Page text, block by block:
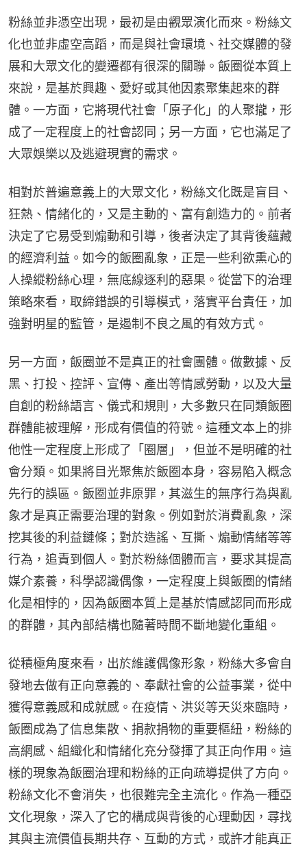
粉絲並非憑空出現，最初是由觀眾演化而來。粉絲文
化也並非虛空高蹈，而是與社會環境、社交媒體的發
展和大眾文化的變遷都有很深的關聯。飯圈從本質上
來說，是基於興趣、愛好或其他因素聚集起來的群
體。一方面，它將現代社會「原子化」的人聚攏，形
成了一定程度上的社會認同；另一方面，它也滿足了
大眾娛樂以及逃避現實的需求。
相對於普遍意義上的大眾文化，粉絲文化既是盲目、
狂熱、情緒化的，又是主動的、富有創造力的。前者
決定了它易受到煽動和引導，後者決定了其背後蘊藏
的經濟利益。如今的飯圈亂象，正是一些利欲熏心的
人操縱粉絲心理，無底線逐利的惡果。從當下的治理
策略來看，取締錯誤的引導模式，落實平台責任，加
強對明星的監管，是遏制不良之風的有效方式。
另一方面，飯圈並不是真正的社會團體。做數據、反
黑、打投、控評、宣傳、產出等情感勞動，以及大量
自創的粉絲語言、儀式和規則，大多數只在同類飯圈
群體能被理解，形成有價值的符號。這種文本上的排
他性一定程度上形成了「圈層」，但並不是明確的社
會分類。如果將目光聚焦於飯圈本身，容易陷入概念
先行的誤區。飯圈並非原罪，其滋生的無序行為與亂
象才是真正需要治理的對象。例如對於消費亂象，深
挖其後的利益鏈條；對於造謠、互撕、煽動情緒等等
行為，追責到個人。對於粉絲個體而言，要求其提高
媒介素養，科學認識偶像，一定程度上與飯圈的情緒
化是相悖的，因為飯圈本質上是基於情感認同而形成
的群體，其內部結構也隨著時間不斷地變化重組。
從積極角度來看，出於維護偶像形象，粉絲大多會自
發地去做有正向意義的、奉獻社會的公益事業，從中
獲得意義感和成就感。在疫情、洪災等天災來臨時，
飯圈成為了信息集散、捐款捐物的重要樞紐，粉絲的
高網感、組織化和情緒化充分發揮了其正向作用。這
樣的現象為飯圈治理和粉絲的正向疏導提供了方向。
粉絲文化不會消失，也很難完全主流化。作為一種亞
文化現象，深入了它的構成與背後的心理動因，尋找
其與主流價值長期共存、互動的方式，或許才能真正